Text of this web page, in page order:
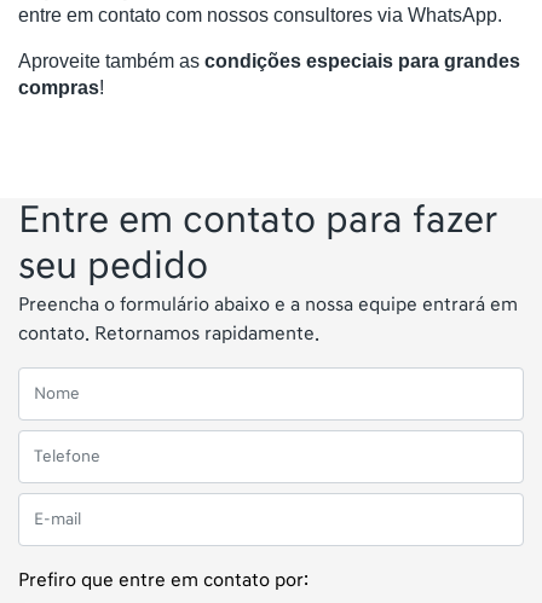
entre em contato com nossos consultores via WhatsApp.
Aproveite também as condições especiais para grandes
compras!
Entre em contato para fazer
seu pedido
Preencha o formulário abaixo e a nossa equipe entrará em
contato. Retornamos rapidamente.
Prefiro que entre em contato por: